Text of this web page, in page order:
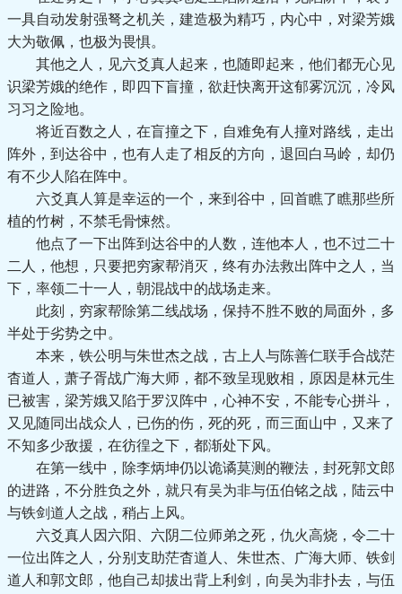
一具自动发射强弩之机关，建造极为精巧，内心中，对梁芳娥
大为敬佩，也极为畏惧。
其他之人，见六爻真人起来，也随即起来，他们都无心见
识梁芳娥的绝作，即四下盲撞，欲赶快离开这郁雾沉沉，冷风
习习之险地。
将近百数之人，在盲撞之下，自难免有人撞对路线，走出
阵外，到达谷中，也有人走了相反的方向，退回白马岭，却仍
有不少人陷在阵中。
六爻真人算是幸运的一个，来到谷中，回首瞧了瞧那些所
植的竹树，不禁毛骨悚然。
他点了一下出阵到达谷中的人数，连他本人，也不过二十
二人，他想，只要把穷家帮消灭，终有办法救出阵中之人，当
下，率领二十一人，朝混战中的战场走来。
此刻，穷家帮除第二线战场，保持不胜不败的局面外，多
半处于劣势之中。
本来，铁公明与朱世杰之战，古上人与陈善仁联手合战茫
杳道人，萧子胥战广海大师，都不致呈现败相，原因是林元生
已被害，梁芳娥又陷于罗汉阵中，心神不安，不能专心拼斗，
又见随同出战众人，已伤的伤，死的死，而三面山中，又来了
不知多少敌援，在彷徨之下，都渐处下风。
在第一线中，除李炳坤仍以诡谲莫测的鞭法，封死郭文郎
的进路，不分胜负之外，就只有吴为非与伍伯铭之战，陆云中
与铁剑道人之战，稍占上风。
六爻真人因六阳、六阴二位师弟之死，仇火高烧，令二十
一位出阵之人，分别支助茫杳道人、朱世杰、广海大师、铁剑
道人和郭文郎，他自己却拔出背上利剑，向吴为非扑去，与伍